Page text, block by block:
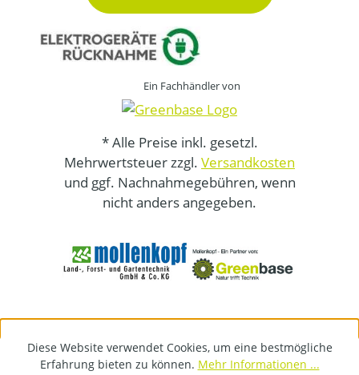
Ein Fachhändler von
* Alle Preise inkl. gesetzl.
Mehrwertsteuer zzgl. Versandkosten
und ggf. Nachnahmegebühren, wenn
nicht anders angegeben.
Diese Website verwendet Cookies, um eine bestmögliche
Erfahrung bieten zu können. Mehr Informationen ...